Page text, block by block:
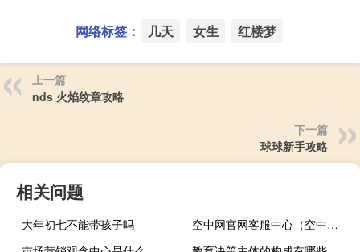
网络标签： 几天 女生 红楼梦
上一篇
nds 火焰纹章攻略
下一篇
球球新手攻略
相关问题
大年初七不能带孩子吗
空中网官网客服中心（空中网官网）